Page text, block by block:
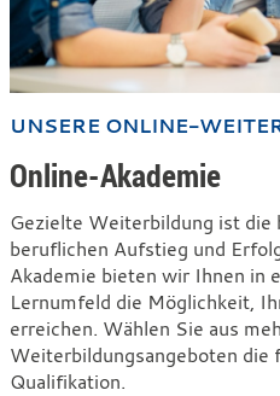
UNSERE ONLINE-
Online-Akademie
Gezielte Weiterbildung ist die
beruflichen Aufstieg und
Akademie bieten wir Ihnen in
Lernumfeld die Möglichkeit,
erreichen. Wählen Sie aus
Weiterbildungsangeboten die
Qualifikation.